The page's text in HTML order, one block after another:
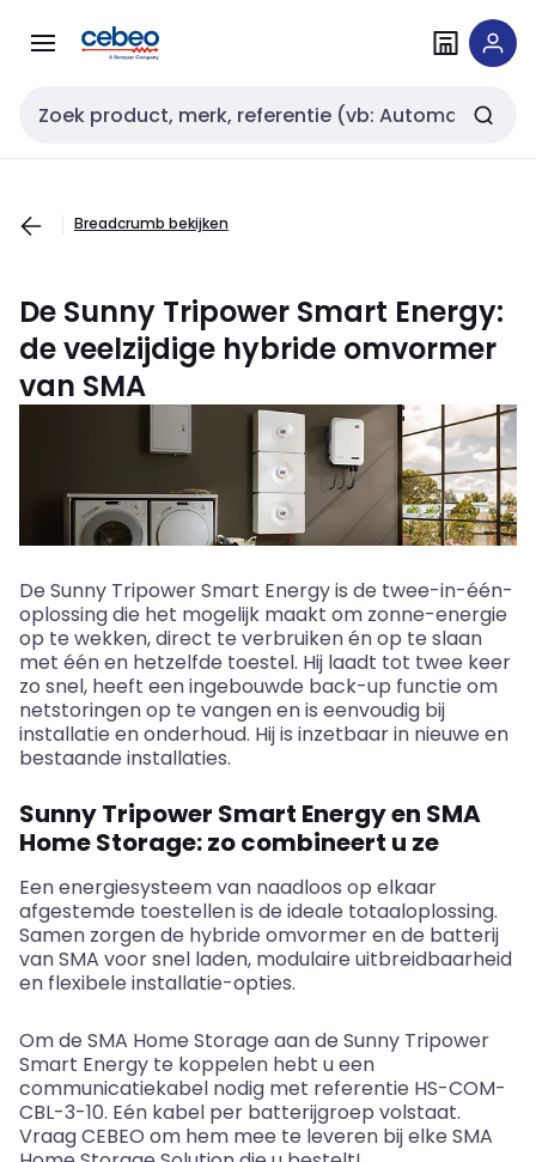
naar
naar
Zoekveld invoer
Breadcrumb bekijken
De Sunny Tripower Smart Energy:
de veelzijdige hybride omvormer
van SMA
De Sunny Tripower Smart Energy is de twee-in-één-
oplossing die het mogelijk maakt om zonne-energie
op te wekken, direct te verbruiken én op te slaan
met één en hetzelfde toestel. Hij laadt tot twee keer
zo snel, heeft een ingebouwde back-up functie om
netstoringen op te vangen en is eenvoudig bij
installatie en onderhoud. Hij is inzetbaar in nieuwe en
bestaande installaties.
Sunny Tripower Smart Energy en SMA
Home Storage: zo combineert u ze
Een energiesysteem van naadloos op elkaar
afgestemde toestellen is de ideale totaaloplossing.
Samen zorgen de hybride omvormer en de batterij
van SMA voor snel laden, modulaire uitbreidbaarheid
en flexibele installatie-opties.
Om de SMA Home Storage aan de Sunny Tripower
Smart Energy te koppelen hebt u een
communicatiekabel nodig met referentie HS-COM-
CBL-3-10. Eén kabel per batterijgroep volstaat.
Vraag CEBEO om hem mee te leveren bij elke SMA